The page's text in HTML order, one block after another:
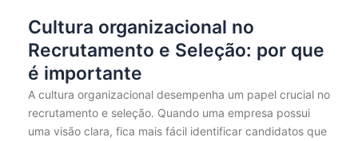
Cultura organizacional no
Recrutamento e Seleção: por que
é importante
A cultura organizacional desempenha um papel crucial no
recrutamento e seleção. Quando uma empresa possui
uma visão clara, fica mais fácil identificar candidatos que